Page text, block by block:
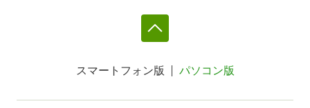
スマートフォン版 パソコン版